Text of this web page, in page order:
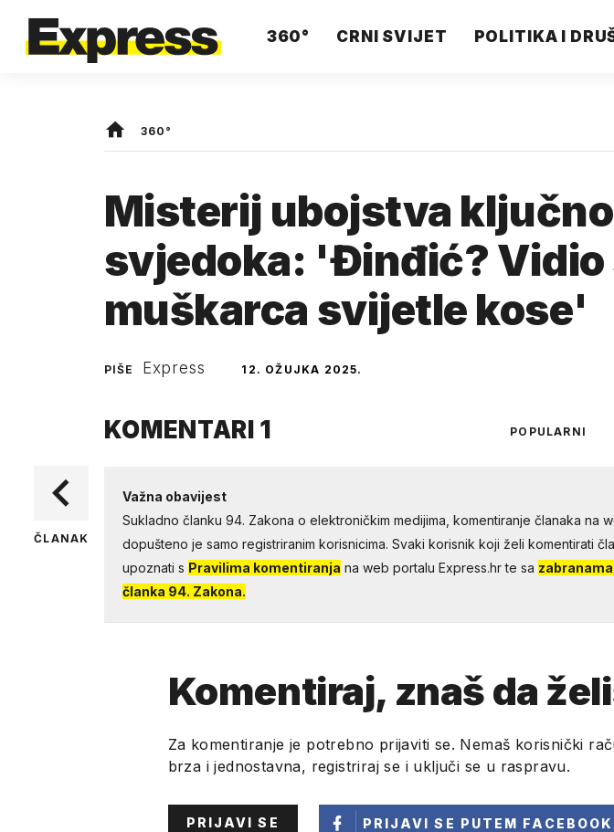
360° CRNI SVIJET POLITIKA I
360°
Misterij ubojstva
svjedoka: 'Đinđić? Vidio
muškarca svijetle kose'
PIŠE Express 12. OŽUJKA 2025.
ČLANAK
KOMENTARI 1 POPULARNI
Važna obavijest
Sukladno članku 94. Zakona o elektroničkim medijima, komentiranje članaka na
dopušteno je samo registriranim korisnicima. Svaki korisnik koji želi komentirati
upoznati s Pravilima komentiranja na web portalu Express.hr te sa
članka 94. Zakona.
Komentiraj, znaš da
Za komentiranje je potrebno prijaviti se. Nemaš korisnički
brza i jednostavna, registriraj se i uključi se u raspravu.
PRIJAVI SE PRIJAVI SE PUTEM